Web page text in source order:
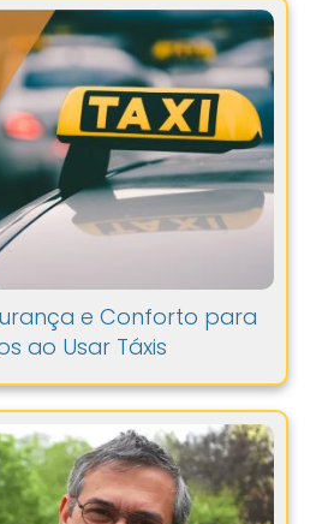
e Conforto para
ao Usar Táxis